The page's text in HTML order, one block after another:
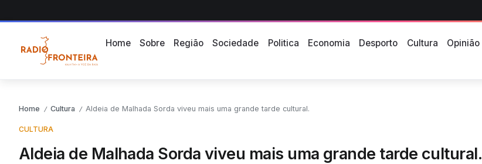
Home Sobre Região Sociedade Politica Economia Desporto Cultura Opinião
Home / Cultura / Aldeia de Malhada Sorda viveu mais uma grande tarde cultural.
CULTURA
Aldeia de Malhada Sorda viveu mais uma grande tarde cultural.